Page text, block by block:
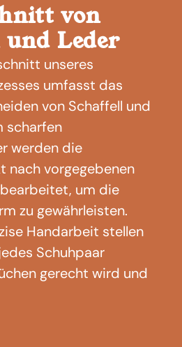
von
Leder
unseres
umfasst das
von Schaffell und
scharfen
werden die
nach vorgegebenen
um die
zu gewährleisten.
Handarbeit stellen
Schuhpaar
gerecht wird und